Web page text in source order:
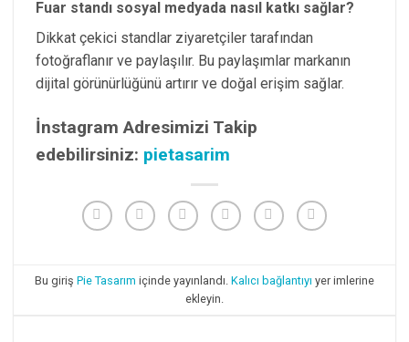
Fuar standı sosyal medyada nasıl katkı sağlar?
Dikkat çekici standlar ziyaretçiler tarafından
fotoğraflanır ve paylaşılır. Bu paylaşımlar markanın
dijital görünürlüğünü artırır ve doğal erişim sağlar.
İnstagram Adresimizi Takip
edebilirsiniz: pietasarim
Bu giriş Pie Tasarım içinde yayınlandı. Kalıcı bağlantıyı yer imlerine
ekleyin.